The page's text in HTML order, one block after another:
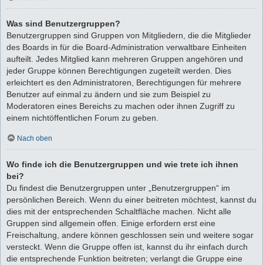
Was sind Benutzergruppen?
Benutzergruppen sind Gruppen von Mitgliedern, die die Mitglieder
des Boards in für die Board-Administration verwaltbare Einheiten
aufteilt. Jedes Mitglied kann mehreren Gruppen angehören und
jeder Gruppe können Berechtigungen zugeteilt werden. Dies
erleichtert es den Administratoren, Berechtigungen für mehrere
Benutzer auf einmal zu ändern und sie zum Beispiel zu
Moderatoren eines Bereichs zu machen oder ihnen Zugriff zu
einem nichtöffentlichen Forum zu geben.
Nach oben
Wo finde ich die Benutzergruppen und wie trete ich ihnen
bei?
Du findest die Benutzergruppen unter „Benutzergruppen“ im
persönlichen Bereich. Wenn du einer beitreten möchtest, kannst du
dies mit der entsprechenden Schaltfläche machen. Nicht alle
Gruppen sind allgemein offen. Einige erfordern erst eine
Freischaltung, andere können geschlossen sein und weitere sogar
versteckt. Wenn die Gruppe offen ist, kannst du ihr einfach durch
die entsprechende Funktion beitreten; verlangt die Gruppe eine